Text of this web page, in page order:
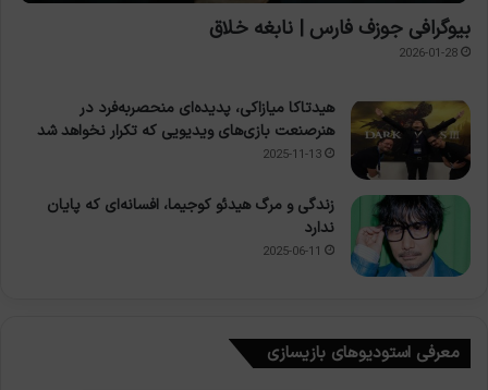
بیوگرافی جوزف فارس | نابغه خلاق
2026-01-28
هیدتاکا میازاکی، پدیده‌ای منحصربه‌فرد در
هنرصنعت بازی‌های ویدیویی که تکرار نخواهد شد
2025-11-13
زندگی و مرگ هیدئو کوجیما، افسانه‌ای که پایان
ندارد
2025-06-11
معرفی استودیوهای بازیسازی